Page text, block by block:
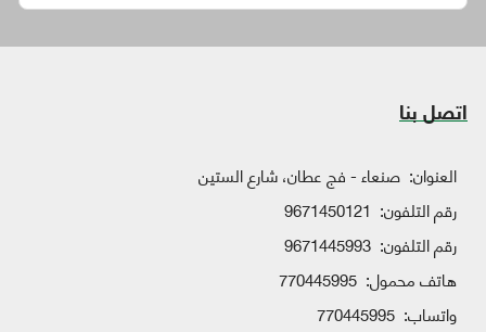
اتصل بنا
العنوان: صنعاء - فج عطان، شارع الستين
رقم التلفون: 9671450121
رقم التلفون: 9671445993
هاتف محمول: 770445995
واتساب: